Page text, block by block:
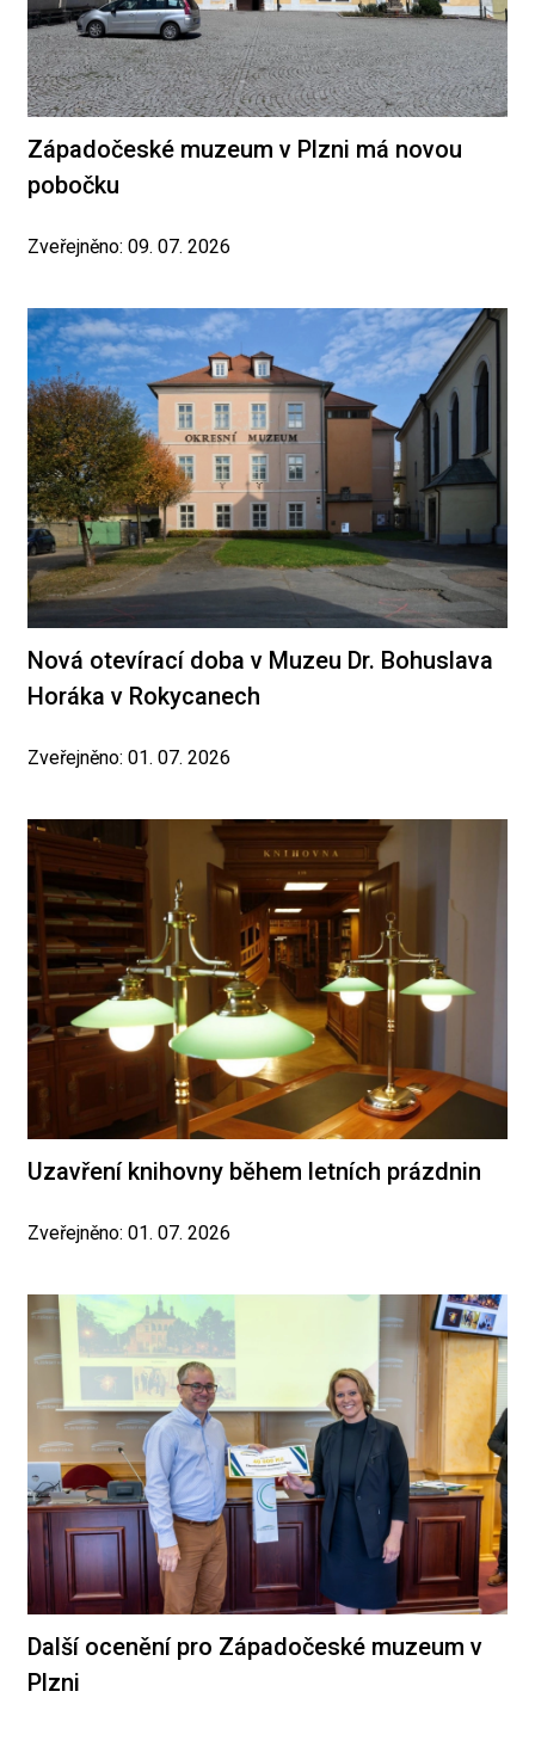
Západočeské muzeum v Plzni má novou
pobočku
Zveřejněno: 09. 07. 2026
Nová otevírací doba v Muzeu Dr. Bohuslava
Horáka v Rokycanech
Zveřejněno: 01. 07. 2026
Uzavření knihovny během letních prázdnin
Zveřejněno: 01. 07. 2026
Další ocenění pro Západočeské muzeum v
Plzni